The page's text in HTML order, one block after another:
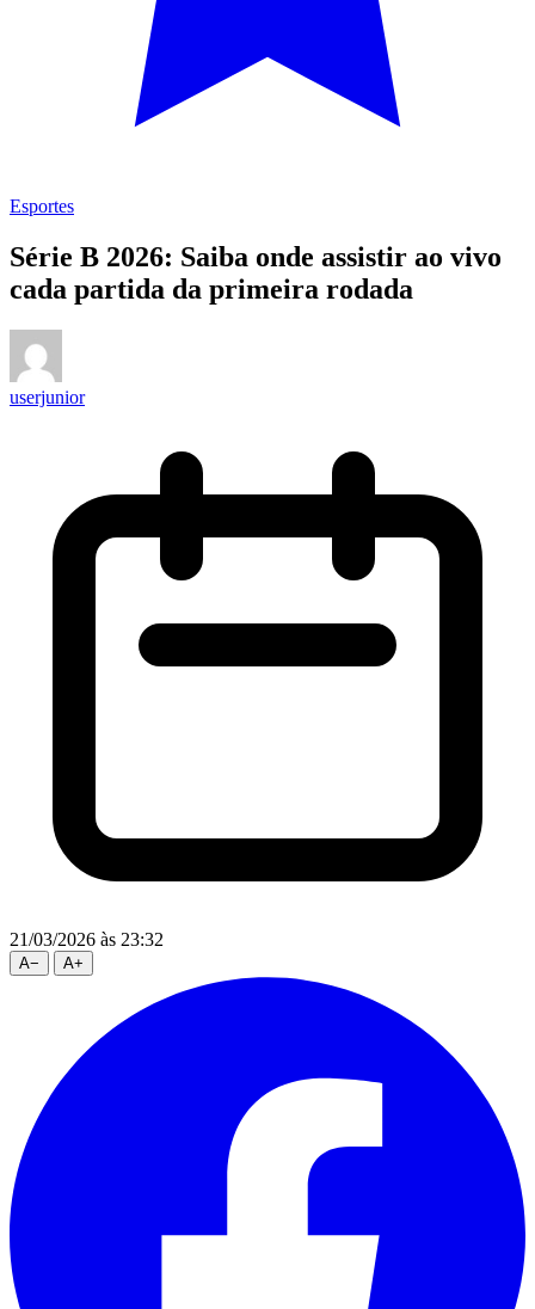
Esportes
Série B 2026: Saiba onde assistir ao vivo
cada partida da primeira rodada
userjunior
21/03/2026 às 23:32
A− A+